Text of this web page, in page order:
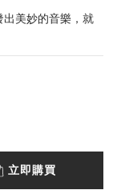
美妙的音樂，就
立即購買